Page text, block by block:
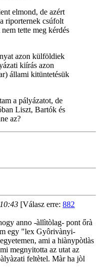
elmond, de azért
riporternek csúfolt
tette meg kérdés
azon külföldiek
kiírás azon
állami kitüntetésük
a pályázatot, de
Liszt, Bartók és
az?
[Válasz erre: 882
anno -àllìtòlag- pont őrà
egy "lex Gyôrivànyi-
ami a hiànypòtlàs
megnyitotta az utat az
feltètel. Màr ha jòl